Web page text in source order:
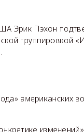
Эрик Пэхон
группировкой
американских